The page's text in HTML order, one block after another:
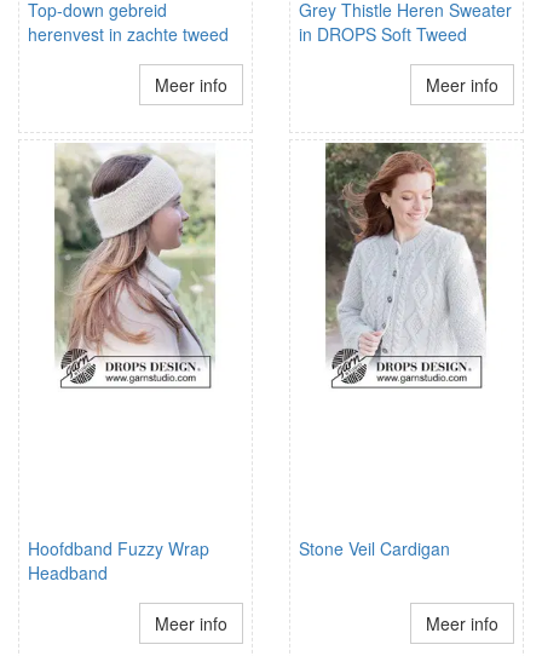
Top-down gebreid
herenvest in zachte tweed
Meer info
Grey Thistle Heren Sweater
in DROPS Soft Tweed
Meer info
Hoofdband Fuzzy Wrap
Headband
Meer info
Stone Veil Cardigan
Meer info